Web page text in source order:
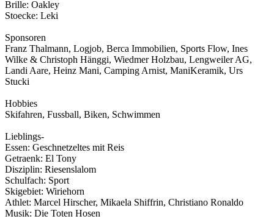
Brille: Oakley
Stoecke: Leki
Sponsoren
Franz Thalmann, Logjob, Berca Immobilien, Sports Flow, Ines
Wilke & Christoph Hänggi, Wiedmer Holzbau, Lengweiler AG,
Landi Aare, Heinz Mani, Camping Arnist, ManiKeramik, Urs
Stucki
Hobbies
Skifahren, Fussball, Biken, Schwimmen
Lieblings-
Essen: Geschnetzeltes mit Reis
Getraenk: El Tony
Disziplin: Riesenslalom
Schulfach: Sport
Skigebiet: Wiriehorn
Athlet: Marcel Hirscher, Mikaela Shiffrin, Christiano Ronaldo
Musik: Die Toten Hosen